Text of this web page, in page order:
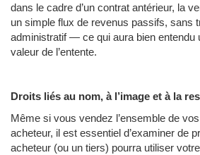
dans le cadre d’un contrat antérieur, la
un simple flux de revenus passifs, sans
administratif — ce qui aura bien entendu
valeur de l’entente.
Droits liés au nom, à l’image et à la
Même si vous vendez l’ensemble de
acheteur, il est essentiel d’examiner de
acheteur (ou un tiers) pourra utiliser